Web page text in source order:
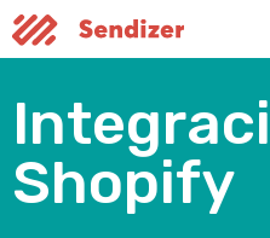
Shopify